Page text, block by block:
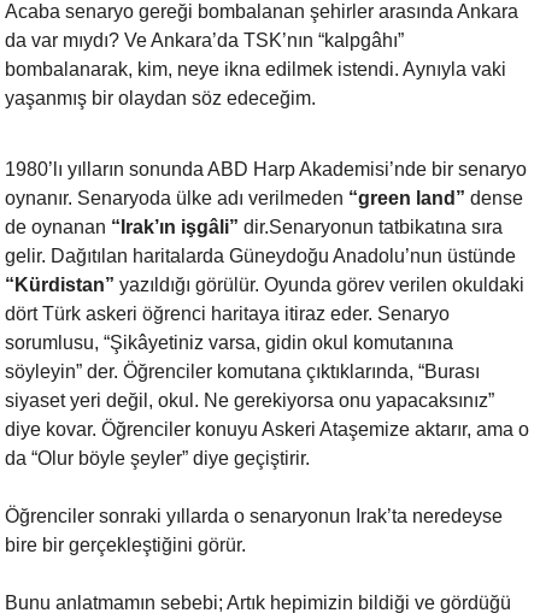
Acaba senaryo gereği bombalanan şehirler arasında Ankara
da var mıydı? VeAnkara’da TSK’nın “kalpgâhı”
bombalanarak, kim, neye ikna edilmek istendi. Aynıyla vaki
yaşanmış bir olaydan söz edeceğim.
1980’lı yılların sonunda ABD Harp Akademisi’nde bir senaryo
oynanır. Senaryoda ülke adı verilmeden “green land”dense
de oynanan “Irak’ın işgâli” dir.Senaryonun tatbikatına sıra
gelir. Dağıtılan haritalarda Güneydoğu Anadolu’nun üstünde
“Kürdistan” yazıldığı görülür. Oyunda görev verilen okuldaki
dört Türk askeri öğrenci haritaya itiraz eder. Senaryo
sorumlusu, “Şikâyetiniz varsa, gidin okul komutanına
söyleyin” der. Öğrenciler komutana çıktıklarında, “Burası
siyaset yeri değil, okul. Ne gerekiyorsa onu yapacaksınız”
diye kovar. Öğrenciler konuyu Askeri Ataşemize aktarır, ama o
da “Olur böyle şeyler” diye geçiştirir.
Öğrenciler sonraki yıllarda o senaryonun Irak’ta neredeyse
bire bir gerçekleştiğini görür.
Bunu anlatmamın sebebi; Artık hepimizin bildiği ve gördüğü